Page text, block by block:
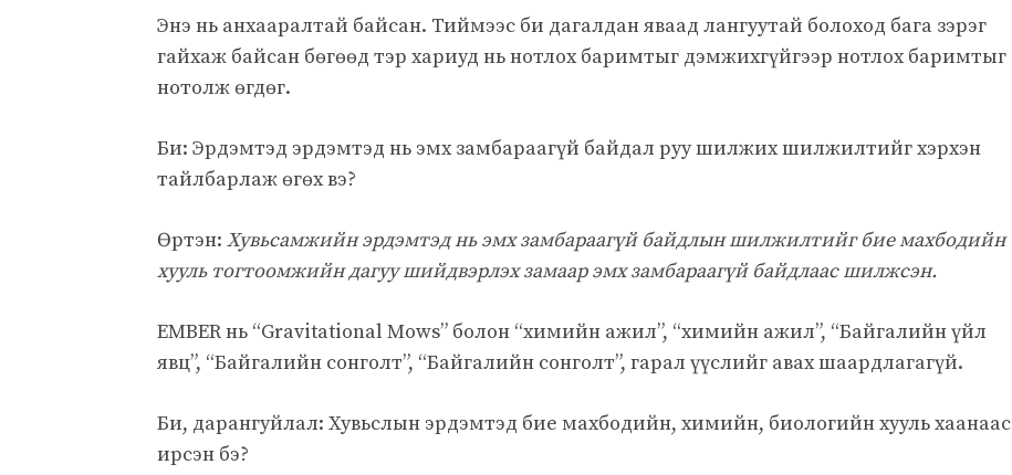
Энэ нь анхааралтай байсан. Тиймээс би дагалдан яваад лангуутай болоход бага зэрэг
гайхаж байсан бөгөөд тэр хариуд нь нотлох баримтыг дэмжихгүйгээр нотлох баримтыг
нотолж өгдөг.
Би: Эрдэмтэд эрдэмтэд нь эмх замбараагүй байдал руу шилжих шилжилтийг хэрхэн
тайлбарлаж өгөх вэ?
Өртэн: Хувьсамжийн эрдэмтэд нь эмх замбараагүй байдлын шилжилтийг бие махбодийн
хууль тогтоомжийн дагуу шийдвэрлэх замаар эмх замбараагүй байдлаас шилжсэн.
EMBER нь “Gravitational Mows” болон “химийн ажил”, “химийн ажил”, “Байгалийн үйл
явц”, “Байгалийн сонголт”, “Байгалийн сонголт”, гарал үүслийг авах шаардлагагүй.
Би, дарангуйлал: Хувьслын эрдэмтэд бие махбодийн, химийн, биологийн хууль хаанаас
ирсэн бэ?